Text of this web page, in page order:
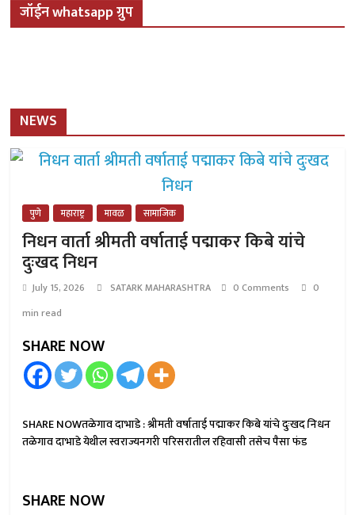
जॉईन whatsapp ग्रुप
NEWS
पुणे महाराष्ट्र मावळ सामाजिक
निधन वार्ता श्रीमती वर्षाताई पद्माकर किबे यांचे
दुःखद निधन
July 15, 2026 SATARK MAHARASHTRA 0 Comments
0
min read
SHARE NOW
SHARE NOWतळेगाव दाभाडे : श्रीमती वर्षाताई पद्माकर किबे यांचे दुःखद निधन
तळेगाव दाभाडे येथील स्वराज्यनगरी परिसरातील रहिवासी तसेच पैसा फंड
SHARE NOW